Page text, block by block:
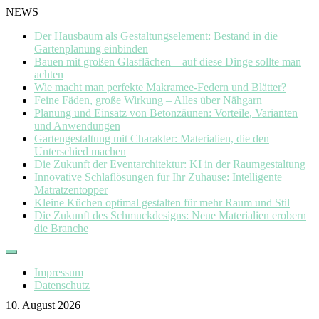
NEWS
Der Hausbaum als Gestaltungselement: Bestand in die
Gartenplanung einbinden
Bauen mit großen Glasflächen – auf diese Dinge sollte man
achten
Wie macht man perfekte Makramee-Federn und Blätter?
Feine Fäden, große Wirkung – Alles über Nähgarn
Planung und Einsatz von Betonzäunen: Vorteile, Varianten
und Anwendungen
Gartengestaltung mit Charakter: Materialien, die den
Unterschied machen
Die Zukunft der Eventarchitektur: KI in der Raumgestaltung
Innovative Schlaflösungen für Ihr Zuhause: Intelligente
Matratzentopper
Kleine Küchen optimal gestalten für mehr Raum und Stil
Die Zukunft des Schmuckdesigns: Neue Materialien erobern
die Branche
Skip
contentImpressum
Datenschutz
10. August 2026